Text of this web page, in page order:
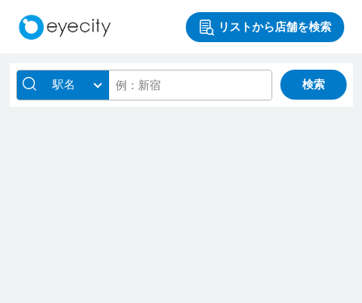
リストから店舗を検索
駅名 検索